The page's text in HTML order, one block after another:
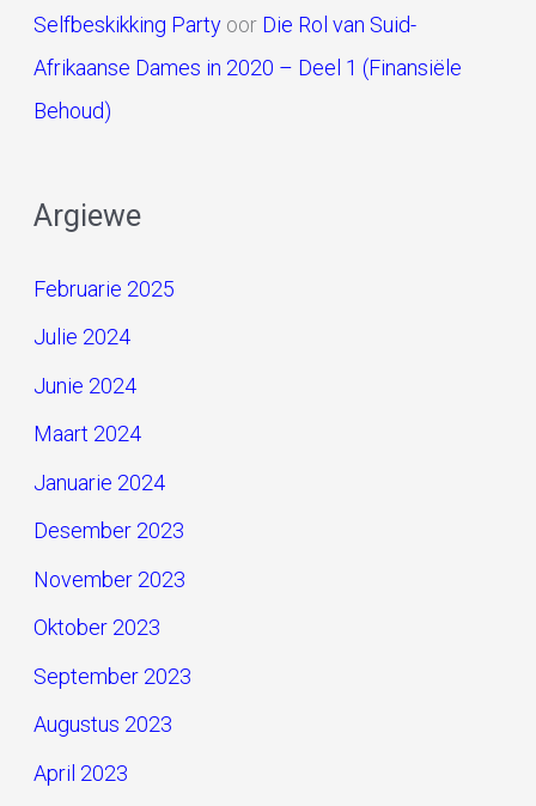
Selfbeskikking Partyoor Die Rol van Suid-
Afrikaanse Dames in 2020 – Deel 1 (Finansiële
Behoud)
Argiewe
Februarie 2025
Julie 2024
Junie 2024
Maart 2024
Januarie 2024
Desember 2023
November 2023
Oktober 2023
September 2023
Augustus 2023
April 2023